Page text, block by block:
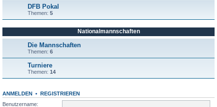
V
d
DFB Pokal
Themen: 5
Nationalmannschaften
Die Mannschaften
Themen: 6
Turniere
Themen: 14
ANMELDEN •
REGISTRIEREN
Benutzername: